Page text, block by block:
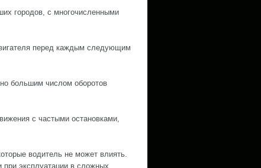
городов, с многочисленными
перед каждым следующим
большим числом оборотов
с частыми остановками,
водитель не может влиять.
эксплуатации в сложных